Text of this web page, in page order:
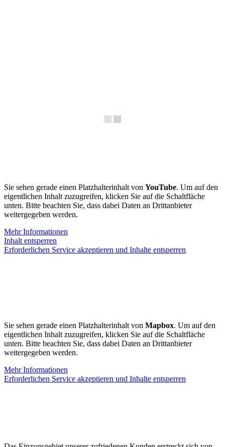
Sie sehen gerade einen Platzhalterinhalt von YouTube. Um auf den
eigentlichen Inhalt zuzugreifen, klicken Sie auf die Schaltfläche
unten. Bitte beachten Sie, dass dabei Daten an Drittanbieter
weitergegeben werden.
Mehr Informationen
Inhalt entsperren
Erforderlichen Service akzeptieren und Inhalte entsperren
Sie sehen gerade einen Platzhalterinhalt von Mapbox. Um auf den
eigentlichen Inhalt zuzugreifen, klicken Sie auf die Schaltfläche
unten. Bitte beachten Sie, dass dabei Daten an Drittanbieter
weitergegeben werden.
Mehr Informationen
Erforderlichen Service akzeptieren und Inhalte entsperren